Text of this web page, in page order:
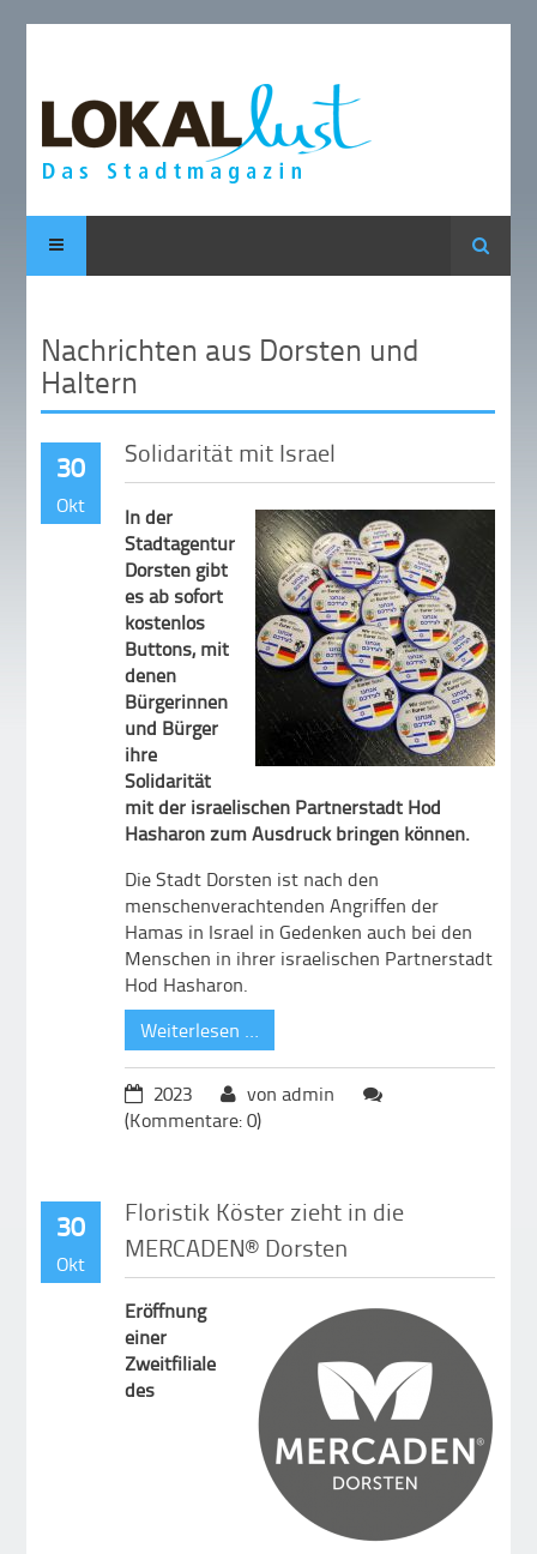
Suche
Nachrichten aus Dorsten und
Haltern
30
Okt
Solidarität mit Israel
In der
Stadtagentur
Dorsten gibt
es ab sofort
kostenlos
Buttons, mit
denen
Bürgerinnen
und Bürger
ihre
Solidarität
mit der israelischen Partnerstadt Hod
Hasharon zum Ausdruck bringen können.
Die Stadt Dorsten ist nach den
menschenverachtenden Angriffen der
Hamas in Israel in Gedenken auch bei den
Menschen in ihrer israelischen Partnerstadt
Hod Hasharon.
Weiterlesen …
2023
von admin
(Kommentare: 0)
30
Okt
Floristik Köster zieht in die
MERCADEN® Dorsten
Eröffnung
einer
Zweitfiliale
des